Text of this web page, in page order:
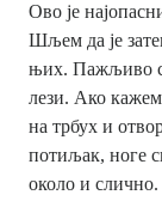
Ово је
Шљем да је
њих. Пажљиво
лези. Ако
на трбух и
потиљак, ноге
около и слично.